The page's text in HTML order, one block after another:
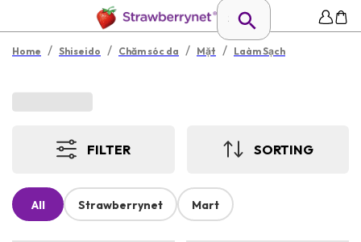
Home / Shiseido / Chăm sóc da / Mặt / Laàm Sạch
FILTER SORTING
All Strawberrynet Mart